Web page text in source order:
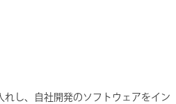
し、自社開発のソフトウェアをイン